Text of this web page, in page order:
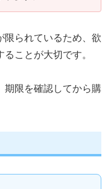
限られているため、欲
ことが大切です。
期限を確認してから購